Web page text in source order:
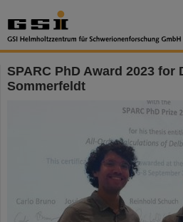
SPARC PhD Award 2023 for
Sommerfeldt